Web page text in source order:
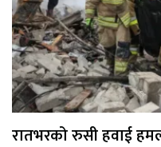
रातभरको रुसी हवाई